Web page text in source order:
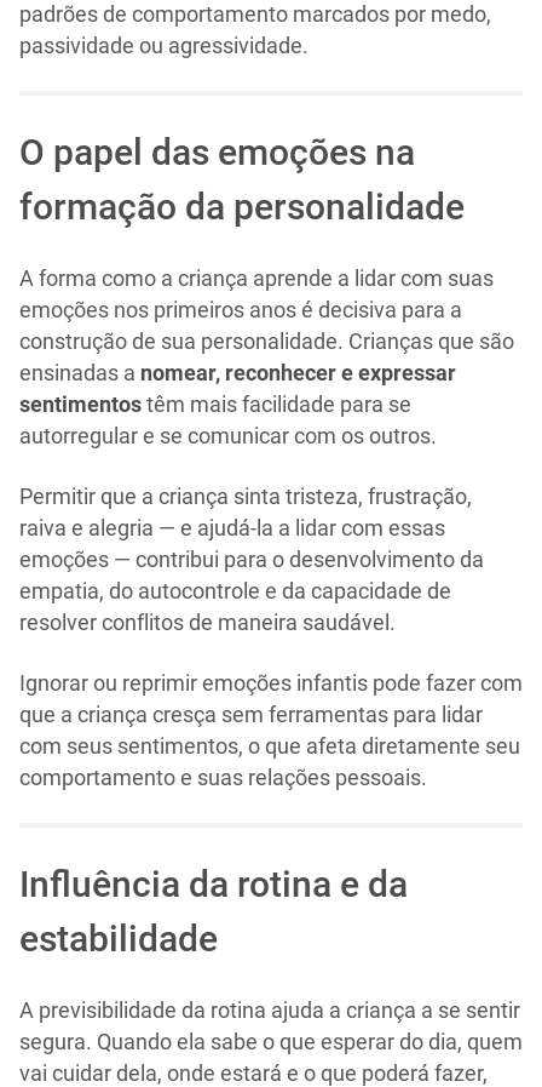
padrões de comportamento marcados por medo,
passividade ou agressividade.
O papel das emoções na
formação da personalidade
A forma como a criança aprende a lidar com suas
emoções nos primeiros anos é decisiva para a
construção de sua personalidade. Crianças que são
ensinadas a nomear, reconhecer e expressar
sentimentos têm mais facilidade para se
autorregular e se comunicar com os outros.
Permitir que a criança sinta tristeza, frustração,
raiva e alegria — e ajudá-la a lidar com essas
emoções — contribui para o desenvolvimento da
empatia, do autocontrole e da capacidade de
resolver conflitos de maneira saudável.
Ignorar ou reprimir emoções infantis pode fazer com
que a criança cresça sem ferramentas para lidar
com seus sentimentos, o que afeta diretamente seu
comportamento e suas relações pessoais.
Influência da rotina e da
estabilidade
A previsibilidade da rotina ajuda a criança a se sentir
segura. Quando ela sabe o que esperar do dia, quem
vai cuidar dela, onde estará e o que poderá fazer,